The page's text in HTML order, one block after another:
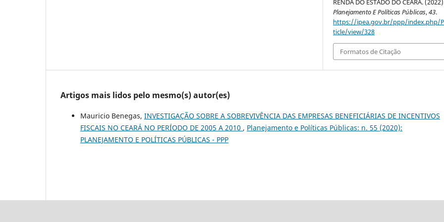
RENDA DO ESTADO DO CEARÁ.
Planejamento E Políticas Públicas,43.
https://ipea.gov.br/ppp/index.php/
ticle/view/328
Formatos de Citação
Artigos mais lidos pelo mesmo(s) autor(es)
Mauricio Benegas, INVESTIGAÇÃO SOBRE A SOBREVIVÊNCIA DAS EMPRESAS BENEFICIÁRIAS DE INCENTIVOS
FISCAIS NO CEARÁ NO PERÍODO DE 2005 A 2010 , Planejamento e Políticas Públicas: n. 55 (2020):
PLANEJAMENTO E POLÍTICAS PÚBLICAS - PPP